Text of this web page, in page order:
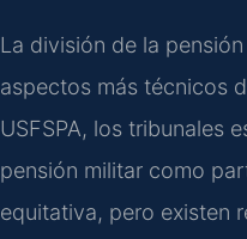
La división de la
aspectos más técnicos
USFSPA, los tribunales
pensión militar como
equitativa, pero existen